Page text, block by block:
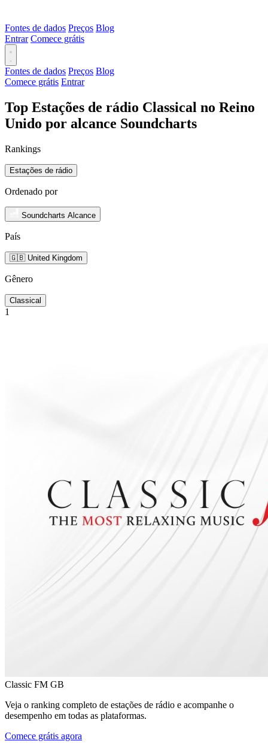
Fontes de dados Preços Blog
Entrar Comece grátis
Fontes de dados Preços Blog
Comece grátis Entrar
Top Estações de rádio Classical no Reino
Unido por alcance Soundcharts
Rankings
Estações de rádio
Ordenado por
Soundcharts Alcance
País
🇬🇧 United Kingdom
Gênero
Classical
1
Classic FM GB
Veja o ranking completo de estações de rádio e acompanhe o
desempenho em todas as plataformas.
Comece grátis agora